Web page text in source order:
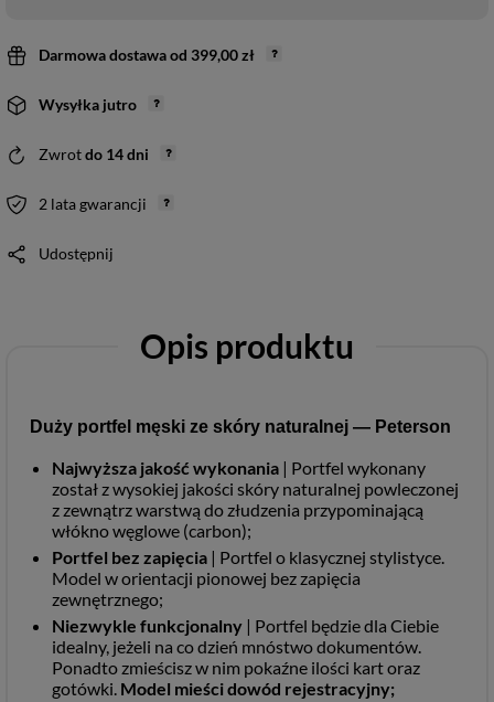
Darmowa dostawaod 399,00 zł
Wysyłka jutro
Zwrotdo 14dni
2 lata gwarancji
Udostępnij
Opis produktu
Duży portfel męski ze skóry naturalnej — Peterson
Najwyższa jakość wykonania | Portfel wykonany
został z wysokiej jakości skóry naturalnej powleczonej
z zewnątrz warstwą do złudzenia przypominającą
włókno węglowe (carbon);
Portfel bez zapięcia | Portfel o klasycznej stylistyce.
Model w orientacji pionowej bez zapięcia
zewnętrznego;
Niezwykle funkcjonalny | Portfel będzie dla Ciebie
idealny, jeżeli na co dzień mnóstwo dokumentów.
Ponadto zmieścisz w nim pokaźne ilości kart oraz
gotówki. Model mieści dowód rejestracyjny;